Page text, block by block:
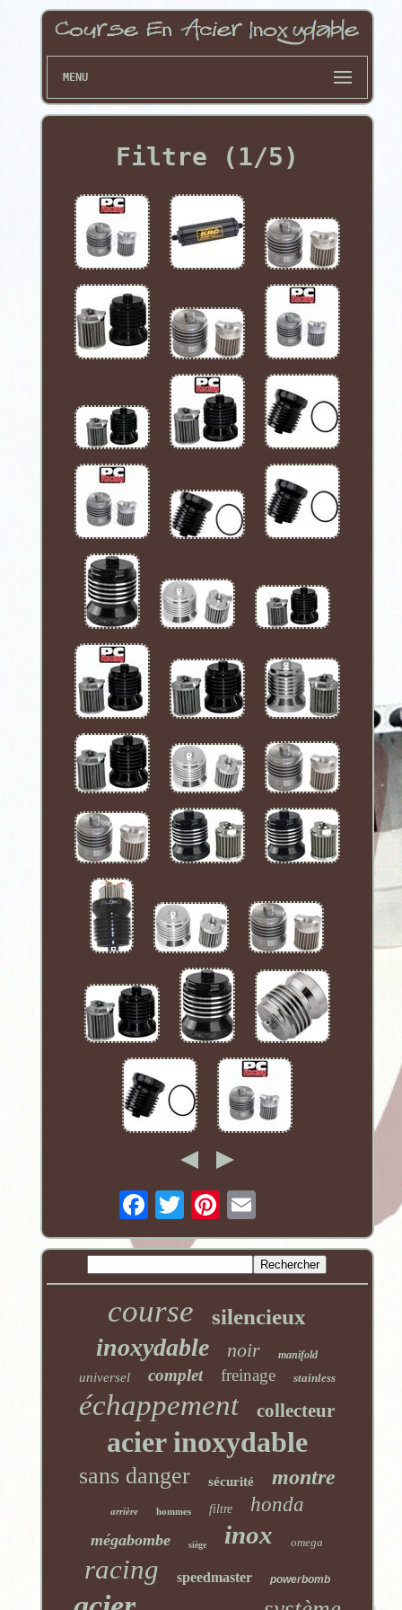
MENU
Filtre (1/5)
course silencieux
inoxydable noir manifold
universel complet freinage stainless
échappement collecteur
acier inoxydable
sans danger sécurité montre
arrière hommes filtre honda
mégabombe siège inox omega
racing speedmaster powerbomb